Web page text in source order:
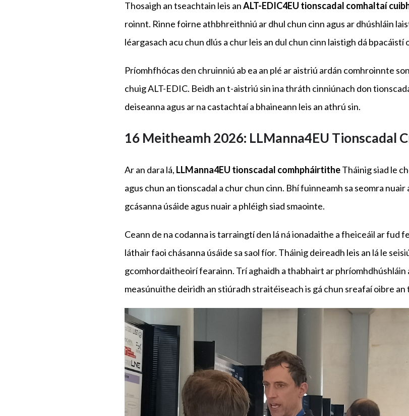
Thosaigh an tseachtain leis anALT-EDIC4EU tionscadal comhaltaí
roinnt. Rinne foirne athbhreithniú ar dhul chun cinn agus ar dhúshláin
léargasach acu chun dlús a chur leis an dul chun cinn laistigh dá bpacáistí
Príomhfhócas den chruinniú ab ea an plé ar aistriú ardán comhroinnte
chuig ALT-EDIC. Beidh an t-aistriú sin ina thráth cinniúnach don
deiseanna agus ar na castachtaí a bhaineann leis an athrú sin.
16 Meitheamh 2026: LLManna4EU Tionscadal
Ar an dara lá, LLManna4EU tionscadal comhpháirtitheTháinig siad le
agus chun an tionscadal a chur chun cinn. Bhí fuinneamh sa seomra
gcásanna úsáide agus nuair a phléigh siad smaointe.
Ceann de na codanna is tarraingtí den lá ná ionadaithe a fheiceáil ar fud
láthair faoi chásanna úsáide sa saol fíor. Tháinig deireadh leis an lá le
gcomhordaitheoirí fearainn. Trí aghaidh a thabhairt ar phríomhdhúshláin
measúnuithe deiridh an stiúradh straitéiseach is gá chun sreafaí oibre